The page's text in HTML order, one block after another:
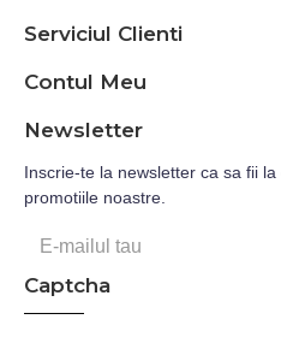
Serviciul Clienti
Contul Meu
Newsletter
Inscrie-te la newsletter ca sa fii
promotiile noastre.
Captcha